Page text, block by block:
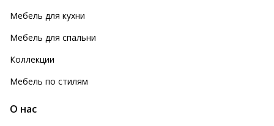
Мебель для кухни
Мебель для спальни
Коллекции
Мебель по стилям
О нас